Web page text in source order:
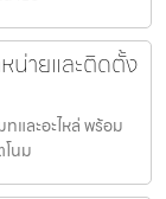
น่ายและติดตั้ง
และอะไหล่ พร้อม
นม